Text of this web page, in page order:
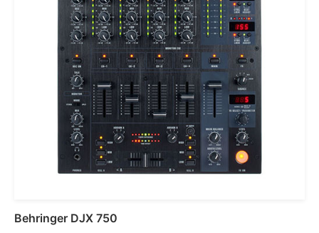
Behringer DJX 750